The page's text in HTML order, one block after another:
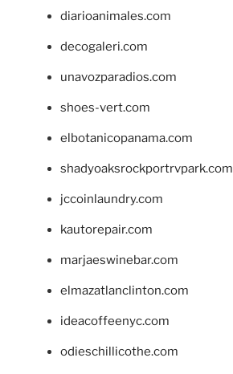
diarioanimales.com
decogaleri.com
unavozparadios.com
shoes-vert.com
elbotanicopanama.com
shadyoaksrockportrvpark.com
jccoinlaundry.com
kautorepair.com
marjaeswinebar.com
elmazatlanclinton.com
ideacoffeenyc.com
odieschillicothe.com